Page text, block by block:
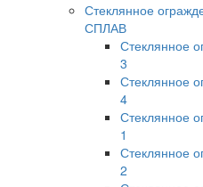
Стеклянное
СПЛАВ
Стеклянное
3
Стеклянное
4
Стеклянное
1
Стеклянное
2